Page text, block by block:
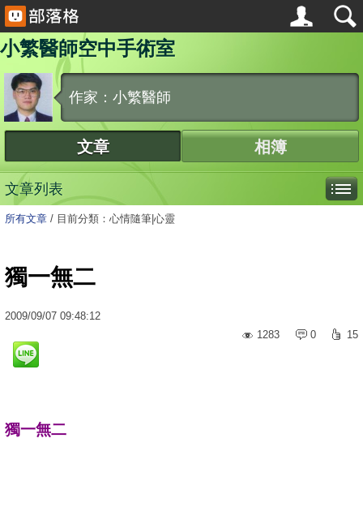
小繁醫師空中手術室
作家：小繁醫師
文章 相簿
文章列表
所有文章 / 目前分類：心情隨筆|心靈
獨一無二
2009/09/07 09:48:12
1283
0 15
獨一無二